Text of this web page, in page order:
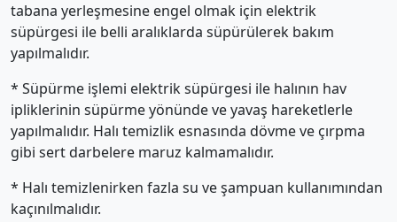
tabana yerleşmesine engel olmak için elektrik
süpürgesi ile belli aralıklarda süpürülerek bakım
yapılmalıdır.
* Süpürme işlemi elektrik süpürgesi ile halının hav
ipliklerinin süpürme yönünde ve yavaş hareketlerle
yapılmalıdır. Halı temizlik esnasında dövme ve çırpma
gibi sert darbelere maruz kalmamalıdır.
* Halı temizlenirken fazla su ve şampuan kullanımından
kaçınılmalıdır.